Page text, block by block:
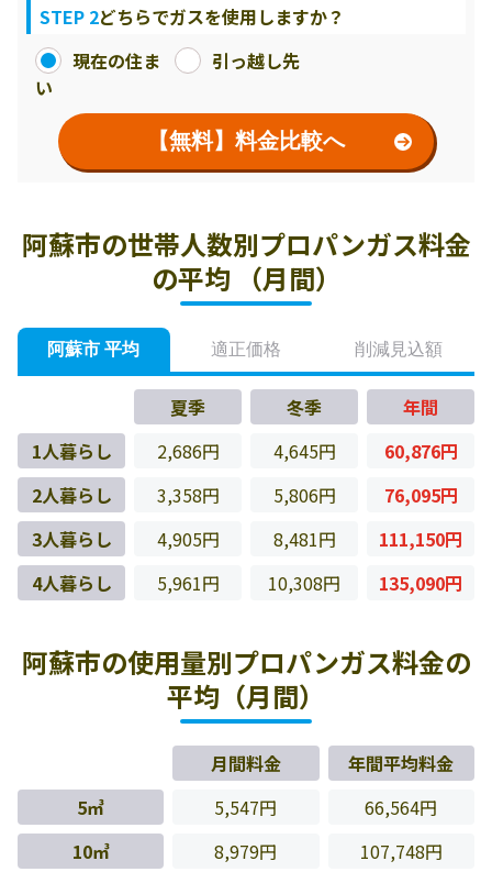
STEP 2どちらでガスを使用しますか？
現在の住ま
い
引っ越し先
【無料】料金比較へ
阿蘇市の世帯人数別プロパンガス料金
の平均 （月間）
阿蘇市 平均 適正価格 削減見込額
夏季 冬季
年間
1人暮らし
2,686円 4,645円
60,876円
2人暮らし
3,358円 5,806円
76,095円
3人暮らし
4,905円 8,481円
111,150円
4人暮らし
5,961円 10,308円 135,090円
阿蘇市の使用量別プロパンガス料金の
平均（月間）
月間料金
年間平均料金
5㎥
5,547円
66,564円
10㎥
8,979円
107,748円